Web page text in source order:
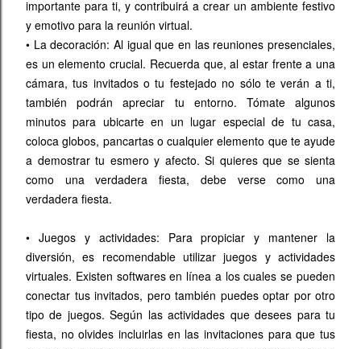
importante para ti, y contribuirá a crear un ambiente festivo
y emotivo para la reunión virtual.
• La decoración: Al igual que en las reuniones presenciales,
es un elemento crucial. Recuerda que, al estar frente a una
cámara, tus invitados o tu festejado no sólo te verán a ti,
también podrán apreciar tu entorno. Tómate algunos
minutos para ubicarte en un lugar especial de tu casa,
coloca globos, pancartas o cualquier elemento que te ayude
a demostrar tu esmero y afecto. Si quieres que se sienta
como una verdadera fiesta, debe verse como una
verdadera fiesta.
• Juegos y actividades: Para propiciar y mantener la
diversión, es recomendable utilizar juegos y actividades
virtuales. Existen softwares en línea a los cuales se pueden
conectar tus invitados, pero también puedes optar por otro
tipo de juegos. Según las actividades que desees para tu
fiesta, no olvides incluirlas en las invitaciones para que tus